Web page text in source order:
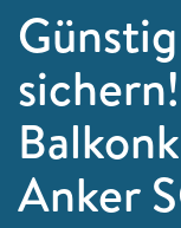
Anker